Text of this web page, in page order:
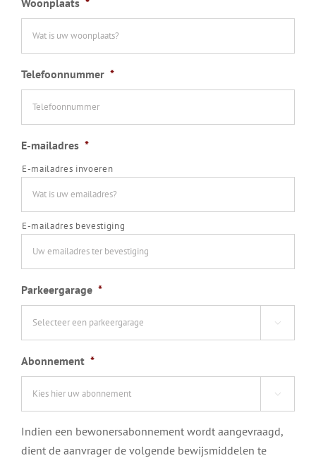
Telefoonnummer *
E-mailadres *
E-mailadres invoeren
E-mailadres bevestiging
Parkeergarage *

Abonnement *

Indien een bewonersabonnement wordt aangevraagd,
dient de aanvrager de volgende bewijsmiddelen te